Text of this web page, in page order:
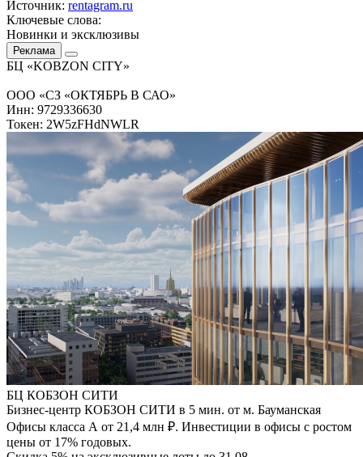
Источник: rentagram.ru
Ключевые слова:
Новинки и эксклюзивы
Реклама
БЦ «KOBZON CITY»
ООО «СЗ «ОКТЯБРЬ В САО»
Инн: 9729336630
Токен: 2W5zFHdNWLR
БЦ КОБЗОН СИТИ
Бизнес-центр КОБЗОН СИТИ в 5 мин. от м. Бауманская
Офисы класса А от 21,4 млн ₽. Инвестиции в офисы с ростом
цены от 17% годовых.